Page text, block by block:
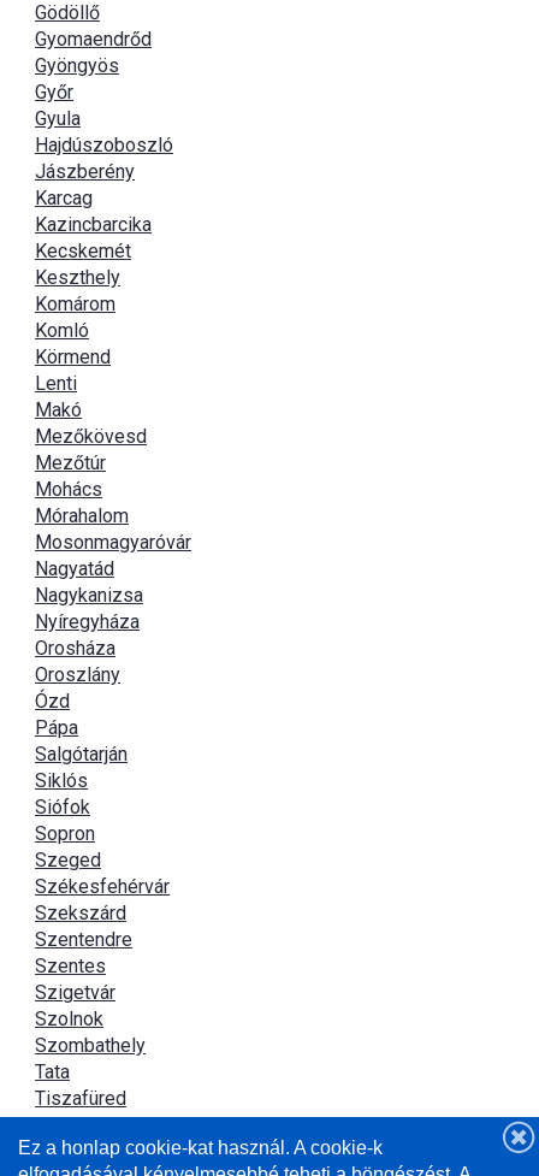
Gödöllő
Gyomaendrőd
Gyöngyös
Győr
Gyula
Hajdúszoboszló
Jászberény
Karcag
Kazincbarcika
Kecskemét
Keszthely
Komárom
Komló
Körmend
Lenti
Makó
Mezőkövesd
Mezőtúr
Mohács
Mórahalom
Mosonmagyaróvár
Nagyatád
Nagykanizsa
Nyíregyháza
Orosháza
Oroszlány
Ózd
Pápa
Salgótarján
Siklós
Siófok
Sopron
Szeged
Székesfehérvár
Szekszárd
Szentendre
Szentes
Szigetvár
Szolnok
Szombathely
Tata
Tiszafüred
Újszász
Ez a honlap cookie-kat használ. A cookie-k